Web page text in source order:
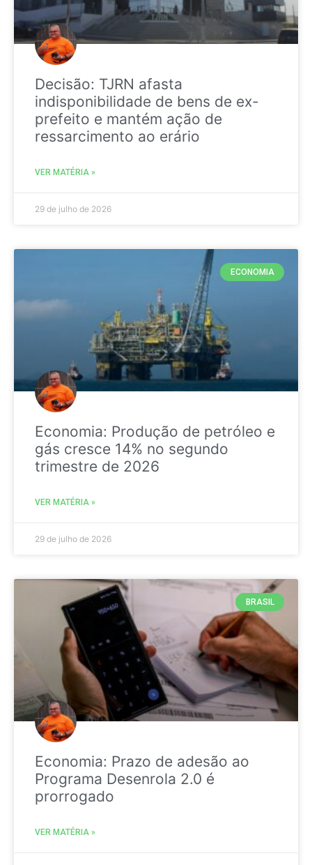
Decisão: TJRN afasta
indisponibilidade de bens de ex-
prefeito e mantém ação de
ressarcimento ao erário
VER MATÉRIA »
29 de julho de 2026
ECONOMIA
Economia: Produção de petróleo e
gás cresce 14% no segundo
trimestre de 2026
VER MATÉRIA »
29 de julho de 2026
BRASIL
Economia: Prazo de adesão ao
Programa Desenrola 2.0 é
prorrogado
VER MATÉRIA »